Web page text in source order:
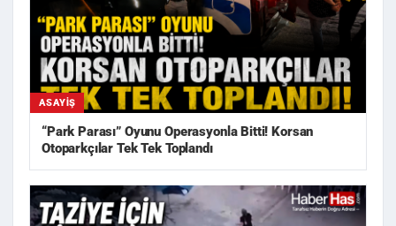
ASAYIŞ
“Park Parası” Oyunu Operasyonla Bitti! Korsan
Otoparkçılar Tek Tek Toplandı